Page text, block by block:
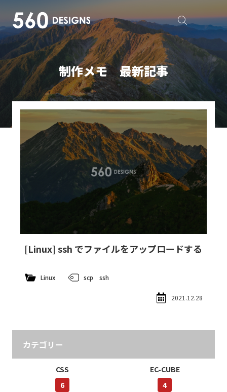
制作メモ 最新記事
[Linux] ssh でファイルをアップロードする
Linux scp ssh
2021.12.28
カテゴリー
CSS
6
EC-CUBE
4